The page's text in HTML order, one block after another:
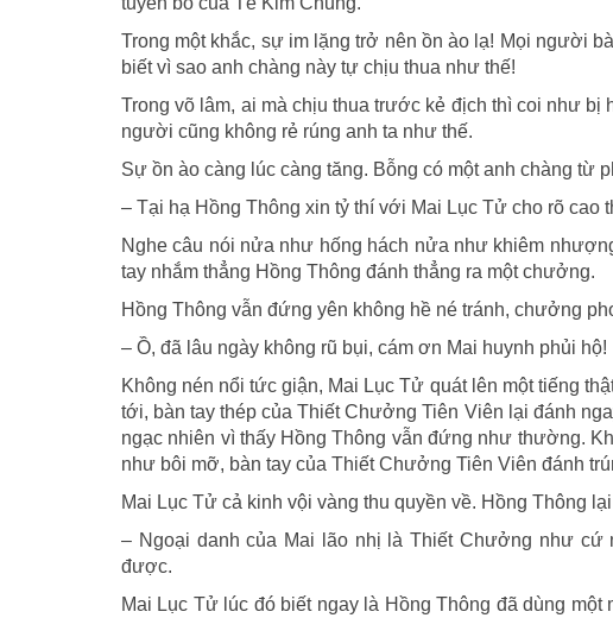
Trong một khắc, sự im lặng trở nên ồn ào lạ! Mọi người
biết vì sao anh chàng này tự chịu thua như thế!
Trong võ lâm, ai mà chịu thua trước kẻ địch thì coi như
người cũng không rẻ rúng anh ta như thế.
Sự ồn ào càng lúc càng tăng. Bỗng có một anh chàng từ
– Tại hạ Hồng Thông xin tỷ thí với Mai Lục Tử cho rõ cao
Nghe câu nói nửa như hống hách nửa như khiêm
tay nhắm thẳng Hồng Thông đánh thẳng ra một chưởng.
Hồng Thông vẫn đứng yên không hề né tránh, chưởng
– Ồ, đã lâu ngày không rũ bụi, cám ơn Mai huynh phủi hộ!
Không nén nổi tức giận, Mai Lục Tử quát lên một tiếng
tới, bàn tay thép của Thiết Chưởng Tiên Viên lại đánh
ngạc nhiên vì thấy Hồng Thông vẫn đứng như thường.
như bôi mỡ, bàn tay của Thiết Chưởng Tiên Viên đánh
Mai Lục Tử cả kinh vội vàng thu quyền về. Hồng Thông
– Ngoại danh của Mai lão nhị là Thiết Chưởng như
được.
Mai Lục Tử lúc đó biết ngay là Hồng Thông đã dùng một